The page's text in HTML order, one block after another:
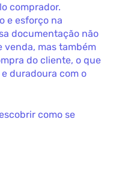
comprador.
e esforço na
documentação não
venda, mas também
do cliente, o que
duradoura com o
como se